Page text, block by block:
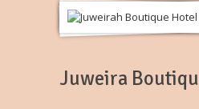
Juweira